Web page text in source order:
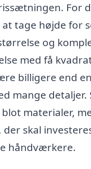
For
tage højde for
og
med få
billigere end
mange detaljer.
materialer,
skal
håndværkere.